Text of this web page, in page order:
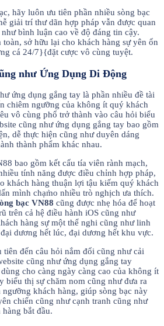
hãy luôn ưu tiên phần nhiều sòng bạc
giải trí thư dãn hợp pháp vẫn được quan
bình luận cao về độ đáng tin cậy.
sở hữu lại cho khách hàng sự yên ổn
cá 24/7}{đặt cược vô cùng tuyệt.
như Ứng Dụng Di Động
ứng dụng gắng tay là phần nhiều đề tài
chiêm ngưỡng của không ít quý khách
vô cùng phổ trở thành vào câu hỏi biểu
cũng như ứng dụng gắng tay bao gồm
dễ thực hiện cũng như duyên dáng
thành phẩm khác nhau.
bao gồm kết cấu tía viên rành mạch,
tính năng được điều chỉnh hợp pháp,
khách hàng thuận lợi tậu kiếm quý khách
mình chạm̀o nhiều trò nghịch ưa thích.
bạc VN88 cũng được nhẹ hóa để hoạt
trên cả hệ điều hành iOS cũng như
hàng sự một thể nghi cũng như linh
dương hết lúc, đại dương hết khu vực.
đến câu hỏi nắm đổi cũng như cải
cũng như ứng dụng gắng tay
cho càng ngày càng cao của không ít
biểu thị sự chăm nom cũng như đưa ra
khách hàng, giúp sòng bạc này
chiến cũng như cạnh tranh cũng như
bắt đầu.